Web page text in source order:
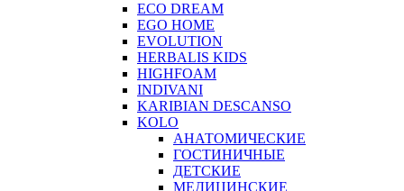
ECO DREAM
EGO HOME
EVOLUTION
HERBALIS KIDS
HIGHFOAM
INDIVANI
KARIBIAN DESCANSO
KOLO
АНАТОМИЧЕСКИЕ
ГОСТИНИЧНЫЕ
ДЕТСКИЕ
МЕДИЦИНСКИЕ